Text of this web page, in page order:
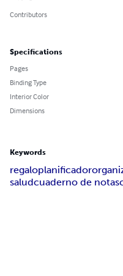
Contributors
Specifications
Pages
Binding Type
Interior Color
Dimensions
Keywords
regaloplanificador
saludcuaderno de notas